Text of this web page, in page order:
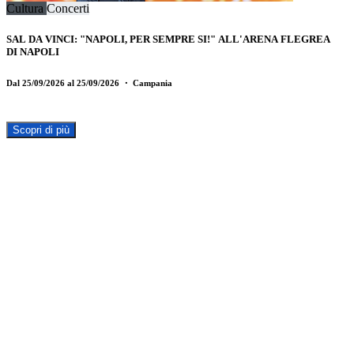
Cultura Concerti
SAL DA VINCI: "NAPOLI, PER SEMPRE SI!" ALL'ARENA FLEGREA
DI NAPOLI
Dal 25/09/2026 al 25/09/2026 ・ Campania
Scopri di più